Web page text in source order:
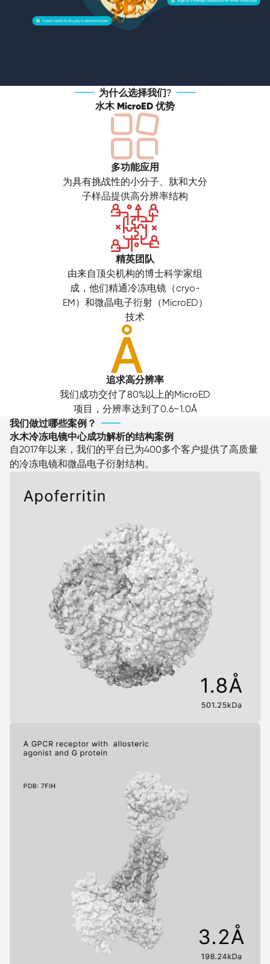
为什么选择我们?
水木 MicroED 优势
多功能应用
为具有挑战性的小分子、肽和大分
子样品提供高分辨率结构
精英团队
由来自顶尖机构的博士科学家组
成，他们精通冷冻电镜（cryo-
EM）和微晶电子衍射（MicroED）
技术
追求高分辨率
我们成功交付了80%以上的MicroED
项目，分辨率达到了0.6~1.0Å
我们做过哪些案例？
水木冷冻电镜中心成功解析的结构案例
自2017年以来，我们的平台已为400多个客户提供了高质量
的冷冻电镜和微晶电子衍射结构。